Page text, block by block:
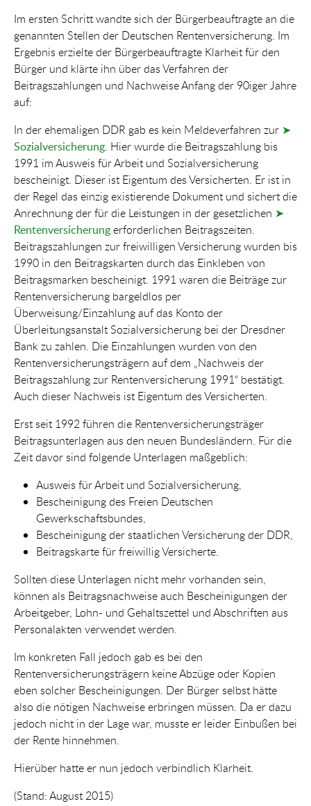
Im ersten Schritt wandte sich der Bürgerbeauftragte an die
genannten Stellen der Deutschen Rentenversicherung. Im
Ergebnis erzielte der Bürgerbeauftragte Klarheit für den
Bürger und klärte ihn über das Verfahren der
Beitragszahlungen und Nachweise Anfang der 90iger Jahre
auf:
In der ehemaligen DDR gab es kein Meldeverfahren zur ➤
Sozialversicherung. Hier wurde die Beitragszahlung bis
1991 im Ausweis für Arbeit und Sozialversicherung
bescheinigt. Dieser ist Eigentum des Versicherten. Er ist in
der Regel das einzig existierende Dokument und sichert die
Anrechnung der für die Leistungen in der gesetzlichen ➤
Rentenversicherungerforderlichen Beitragszeiten.
Beitragszahlungen zur freiwilligen Versicherung wurden bis
1990 in den Beitragskarten durch das Einkleben von
Beitragsmarken bescheinigt. 1991 waren die Beiträge zur
Rentenversicherung bargeldlos per
Überweisung/Einzahlung auf das Konto der
Überleitungsanstalt Sozialversicherung bei der Dresdner
Bank zu zahlen. Die Einzahlungen wurden von den
Rentenversicherungsträgern auf dem „Nachweis der
Beitragszahlung zur Rentenversicherung 1991“ bestätigt.
Auch dieser Nachweis ist Eigentum des Versicherten.
Erst seit 1992 führen die Rentenversicherungsträger
Beitragsunterlagen aus den neuen Bundesländern. Für die
Zeit davor sind folgende Unterlagen maßgeblich:
Ausweis für Arbeit und Sozialversicherung,
Bescheinigung des Freien Deutschen
Gewerkschaftsbundes,
Bescheinigung der staatlichen Versicherung der DDR,
Beitragskarte für freiwillig Versicherte.
Sollten diese Unterlagen nicht mehr vorhanden sein,
können als Beitragsnachweise auch Bescheinigungen der
Arbeitgeber, Lohn- und Gehaltszettel und Abschriften aus
Personalakten verwendet werden.
Im konkreten Fall jedoch gab es bei den
Rentenversicherungsträgern keine Abzüge oder Kopien
eben solcher Bescheinigungen. Der Bürger selbst hätte
also die nötigen Nachweise erbringen müssen. Da er dazu
jedoch nicht in der Lage war, musste er leider Einbußen bei
der Rente hinnehmen.
Hierüber hatte er nun jedoch verbindlich Klarheit.
(Stand: August 2015)